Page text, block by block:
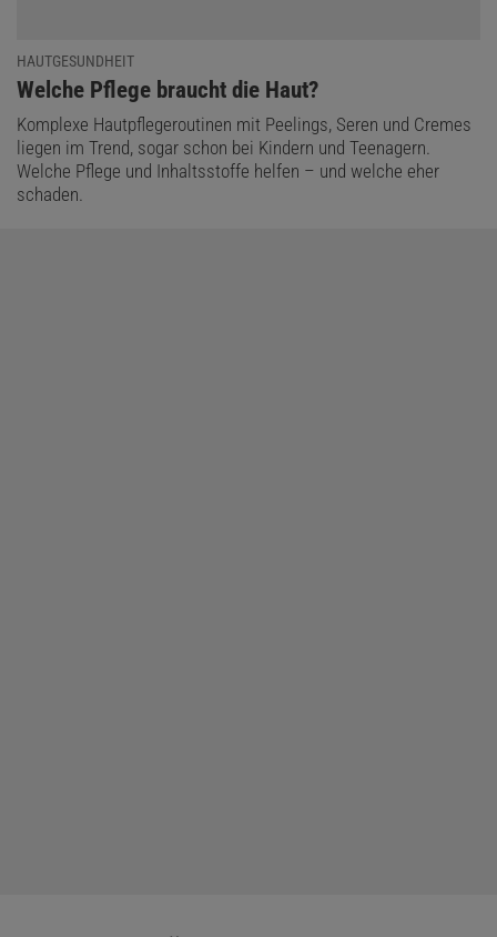
HAUTGESUNDHEIT
:
Welche Pflege braucht die Haut?
Komplexe Hautpflegeroutinen mit Peelings, Seren und Cremes
liegen im Trend, sogar schon bei Kindern und Teenagern.
Welche Pflege und Inhaltsstoffe helfen – und welche eher
schaden.